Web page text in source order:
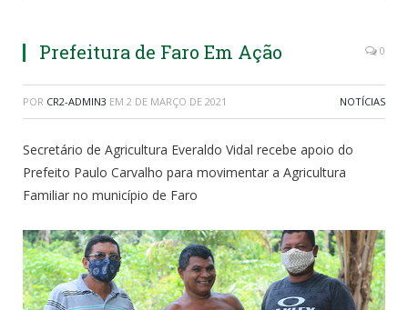
Prefeitura de Faro Em Ação 0
POR CR2-ADMIN3 EM 2 DE MARÇO DE 2021 NOTÍCIAS
Secretário de Agricultura Everaldo Vidal recebe apoio do
Prefeito Paulo Carvalho para movimentar a Agricultura
Familiar no município de Faro